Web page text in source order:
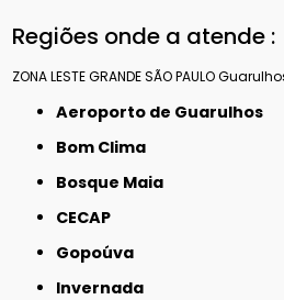
Regiões onde a atende :
ZONA LESTEGRANDE SÃO PAULO
Aeroporto de Guarulhos
Bom Clima
Bosque Maia
CECAP
Gopoúva
Invernada